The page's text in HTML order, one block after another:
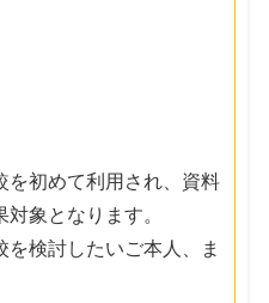
初めて利用され、資料
象となります。
検討したいご本人、ま